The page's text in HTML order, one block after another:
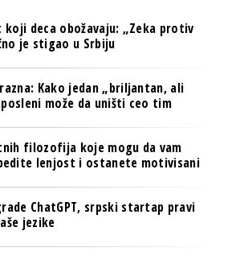
deca obožavaju: „Zeka protiv
je stigao u Srbiju
Kako jedan „briljantan, ali
može da uništi ceo tim
filozofija koje mogu da vam
lenjost i ostanete motivisani
ChatGPT, srpski startap pravi
jezike